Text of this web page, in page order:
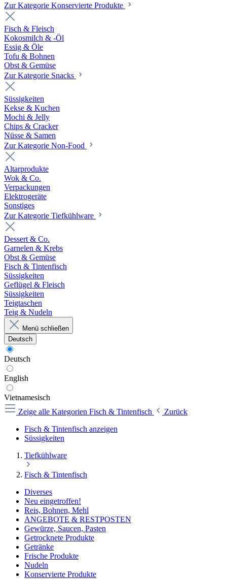
Zur Kategorie Konservierte Produkte
Fisch & Fleisch
Kokosmilch & -Öl
Essig & Öle
Tofu & Bohnen
Obst & Gemüse
Zur Kategorie Snacks
Süssigkeiten
Kekse & Kuchen
Mochi & Jelly
Chips & Cracker
Nüsse & Samen
Zur Kategorie Non-Food
Altarprodukte
Wok & Co.
Verpackungen
Elektrogeräte
Sonstiges
Zur Kategorie Tiefkühlware
Dessert & Co.
Garnelen & Krebs
Obst & Gemüse
Fisch & Tintenfisch
Süssigkeiten
Geflügel & Fleisch
Süssigkeiten
Teigtaschen
Teig & Nudeln
Menü schließen
Deutsch
Deutsch
English
Vietnamesisch
Zeige alle Kategorien Fisch & Tintenfisch
Zurück
Fisch & Tintenfisch anzeigen
Süssigkeiten
Tiefkühlware
Fisch & Tintenfisch
Diverses
Neu eingetroffen!
Reis, Bohnen, Mehl
ANGEBOTE & RESTPOSTEN
Gewürze, Saucen, Pasten
Getrocknete Produkte
Getränke
Frische Produkte
Nudeln
Konservierte Produkte